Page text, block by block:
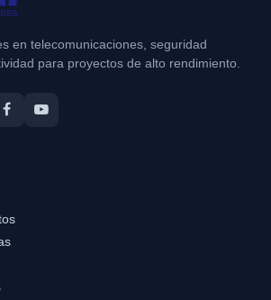
en telecomunicaciones, seguridad
para proyectos de alto rendimiento.